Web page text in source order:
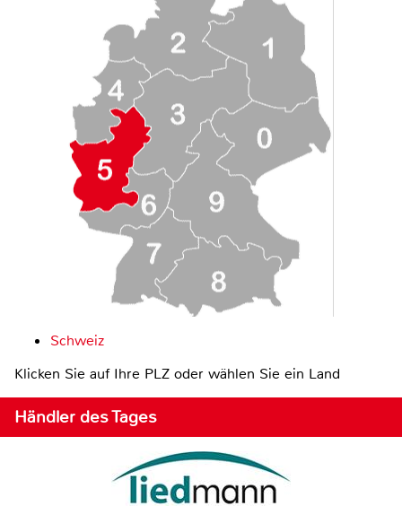
Schweiz
Klicken Sie auf Ihre PLZ oder wählen Sie ein Land
Händler des Tages